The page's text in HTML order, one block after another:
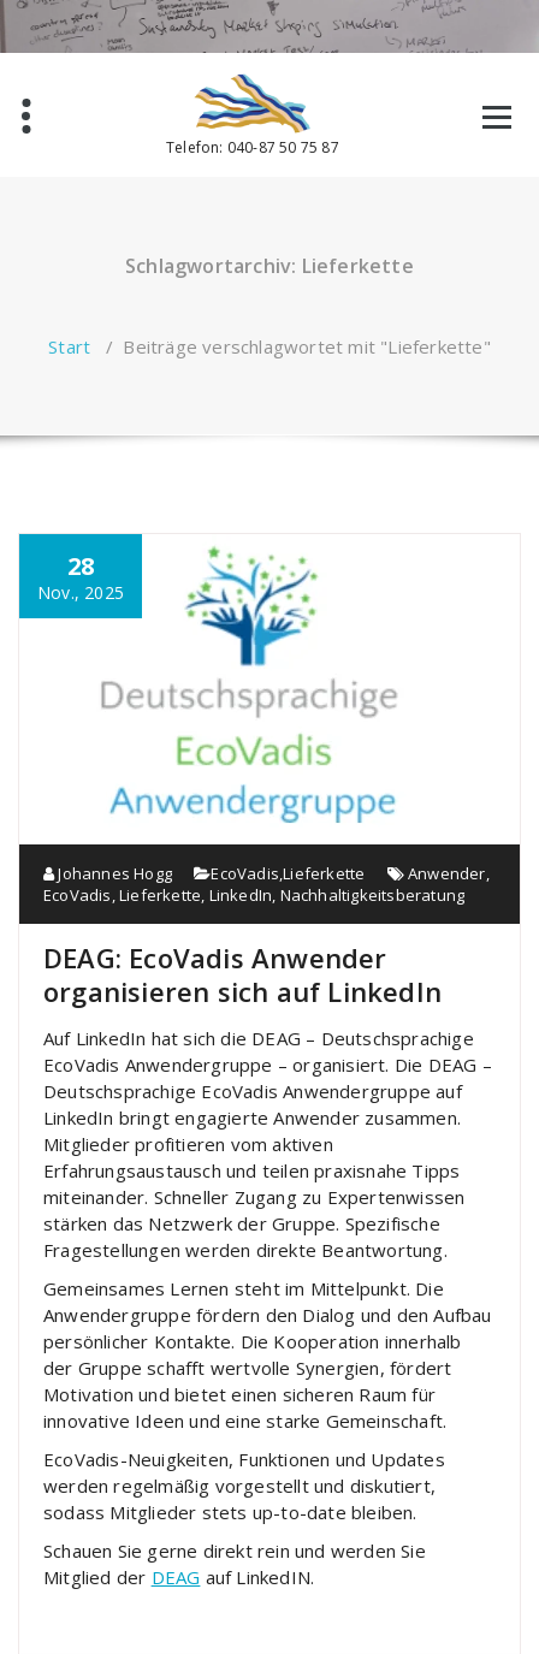
Zum
Inhalt
springen
Telefon: 040-87 50 75 87
Schlagwortarchiv: Lieferkette
Start / Beiträge verschlagwortet mit "Lieferkette"
28
Nov., 2025
Johannes Hogg EcoVadis,Lieferkette Anwender,
EcoVadis,Lieferkette, LinkedIn, Nachhaltigkeitsberatung
DEAG: EcoVadis Anwender
organisieren sich auf LinkedIn
Auf LinkedIn hat sich die DEAG – Deutschsprachige
EcoVadis Anwendergruppe – organisiert. Die DEAG –
Deutschsprachige EcoVadis Anwendergruppe auf
LinkedIn bringt engagierte Anwender zusammen.
Mitglieder profitieren vom aktiven
Erfahrungsaustausch und teilen praxisnahe Tipps
miteinander. Schneller Zugang zu Expertenwissen
stärken das Netzwerk der Gruppe. Spezifische
Fragestellungen werden direkte Beantwortung.
Gemeinsames Lernen steht im Mittelpunkt. Die
Anwendergruppe fördern den Dialog und den Aufbau
persönlicher Kontakte. Die Kooperation innerhalb
der Gruppe schafft wertvolle Synergien, fördert
Motivation und bietet einen sicheren Raum für
innovative Ideen und eine starke Gemeinschaft.
EcoVadis-Neuigkeiten, Funktionen und Updates
werden regelmäßig vorgestellt und diskutiert,
sodass Mitglieder stets up-to-date bleiben.
Schauen Sie gerne direkt rein und werden Sie
Mitglied der DEAG auf LinkedIN.